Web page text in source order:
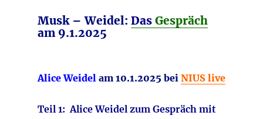
Musk – Weidel: DasGespräch
am 9.1.2025
Alice Weidelam 10.1.2025 bei NIUS live
Teil 1: Alice Weidel zum Gespräch mit